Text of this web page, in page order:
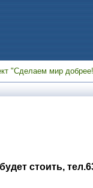
"Сделаем мир
стоить,